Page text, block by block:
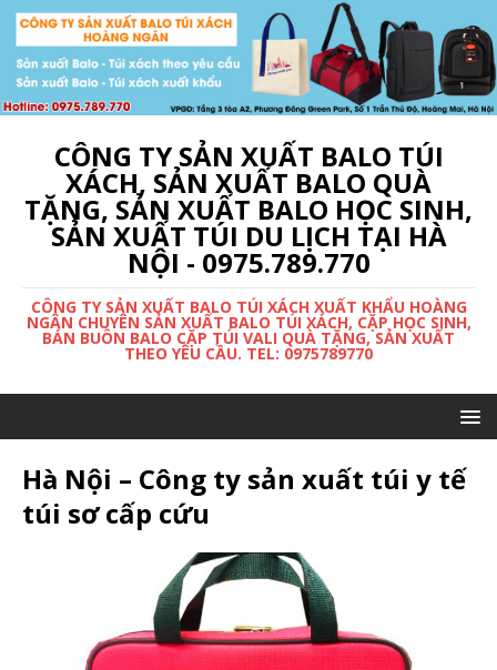
CÔNG TY SẢN XUẤT BALO TÚI
XÁCH, SẢN XUẤT BALO QUÀ
TẶNG, SẢN XUẤT BALO HỌC SINH,
SẢN XUẤT TÚI DU LỊCH TẠI HÀ
NỘI - 0975.789.770
CÔNG TY SẢN XUẤT BALO TÚI XÁCH XUẤT KHẨU HOÀNG
NGÂN CHUYÊN SẢN XUẤT BALO TÚI XÁCH, CẶP HỌC SINH,
BÁN BUÔN BALO CẶP TÚI VALI QUÀ TẶNG, SẢN XUẤT
THEO YÊU CẦU. TEL: 0975789770
Hà Nội – Công ty sản xuất túi y tế
túi sơ cấp cứu